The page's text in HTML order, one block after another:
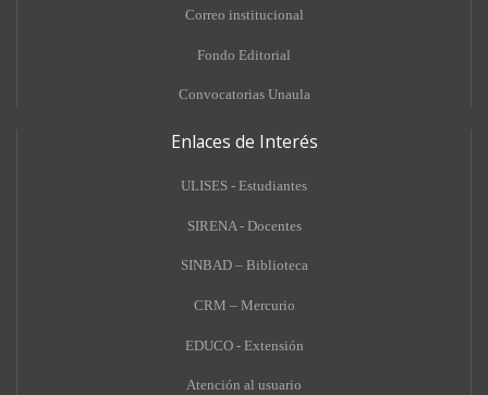
Correo institucional
Fondo Editorial
Convocatorias Unaula
Enlaces de Interés
ULISES - Estudiantes
SIRENA - Docentes
SINBAD – Biblioteca
CRM – Mercurio
EDUCO - Extensión
Atención al usuario